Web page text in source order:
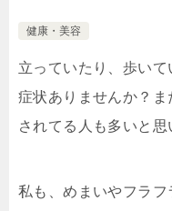
健康・美容
立っていたり、歩い
症状ありませんか？ま
されてる人も多いと思
私も、めまいやフラ